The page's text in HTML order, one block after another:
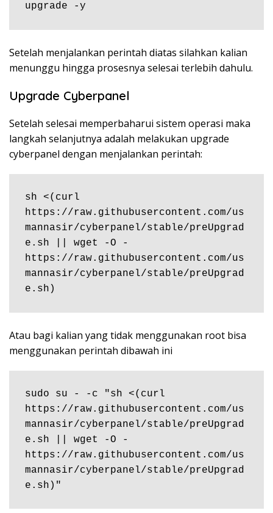
upgrade -y
Setelah menjalankan perintah diatas silahkan kalian
menunggu hingga prosesnya selesai terlebih dahulu.
Upgrade Cyberpanel
Setelah selesai memperbaharui sistem operasi maka
langkah selanjutnya adalah melakukan upgrade
cyberpanel dengan menjalankan perintah:
sh <(curl
https://raw.githubusercontent.com/us
mannasir/cyberpanel/stable/preUpgrad
e.sh || wget -O -
https://raw.githubusercontent.com/us
mannasir/cyberpanel/stable/preUpgrad
e.sh)
Atau bagi kalian yang tidak menggunakan root bisa
menggunakan perintah dibawah ini
sudo su - -c "sh <(curl
https://raw.githubusercontent.com/us
mannasir/cyberpanel/stable/preUpgrad
e.sh || wget -O -
https://raw.githubusercontent.com/us
mannasir/cyberpanel/stable/preUpgrad
e.sh)"